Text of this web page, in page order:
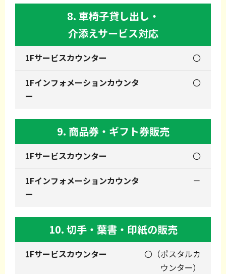
8. 車椅子貸し出し・
介添えサービス対応
〇
〇
9. 商品券・ギフト券販売
〇
－
10. 切手・葉書・印紙の販売
〇（ポスタルカ
ウンター）